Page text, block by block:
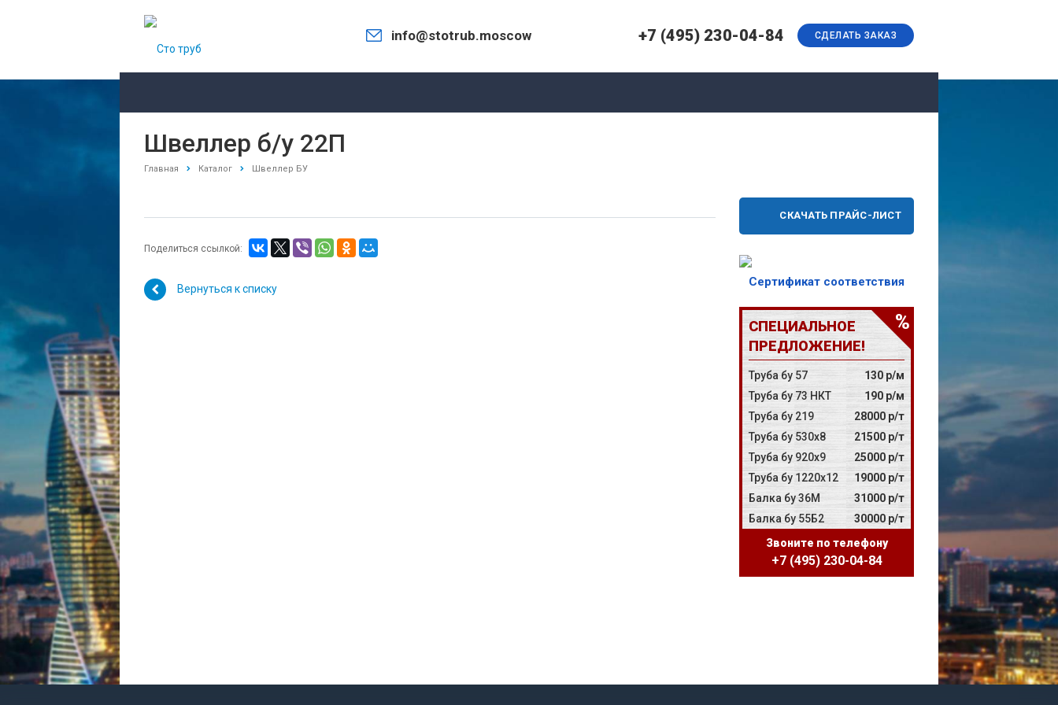
info@stotrub.moscow СДЕЛАТЬ ЗАКАЗ
+7 (495) 230-04-84
Швеллер б/у 22П
Главная Каталог Швеллер БУ
Поделиться ссылкой:
Вернуться к списку
СКАЧАТЬ ПРАЙС-ЛИСТ
Сертификат соответствия
СПЕЦИАЛЬНОЕ
ПРЕДЛОЖЕНИЕ!
Труба бу 57
130 р/м
Труба бу 73 НКТ
190 р/м
Труба бу 219
28000 р/т
Труба бу 530х8
21500 р/т
Труба бу 920х9
25000 р/т
Труба бу 1220х12
19000 р/т
Балка бу 36М
31000 р/т
Балка бу 55Б2
30000 р/т
Звоните по телефону
+7 (495) 230-04-84